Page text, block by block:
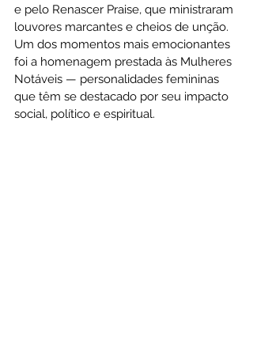
e pelo Renascer Praise, que ministraram
louvores marcantes e cheios de unção.
Um dos momentos mais emocionantes
foi a homenagem prestada às Mulheres
Notáveis — personalidades femininas
que têm se destacado por seu impacto
social, político e espiritual.